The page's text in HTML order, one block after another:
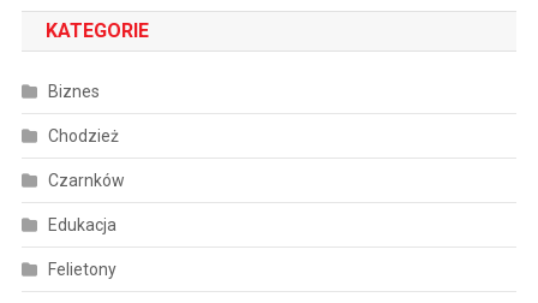
KATEGORIE
Biznes
Chodzież
Czarnków
Edukacja
Felietony